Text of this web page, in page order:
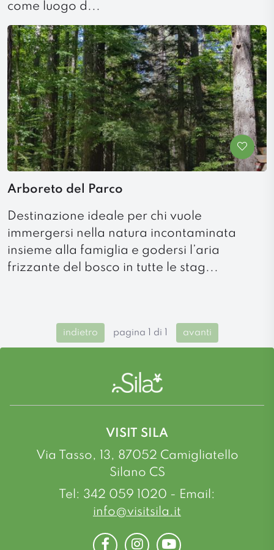
come luogo d...
Arboreto del Parco
Destinazione ideale per chi vuole
immergersi nella natura incontaminata
insieme alla famiglia e godersi l’aria
frizzante del bosco in tutte le stag...
indietro pagina 1 di 1 avanti
VISIT SILA
Via Tasso, 13, 87052 Camigliatello
Silano CS
Tel: 342 059 1020 - Email:
info@visitsila.it
FacebookInstagramYoutube